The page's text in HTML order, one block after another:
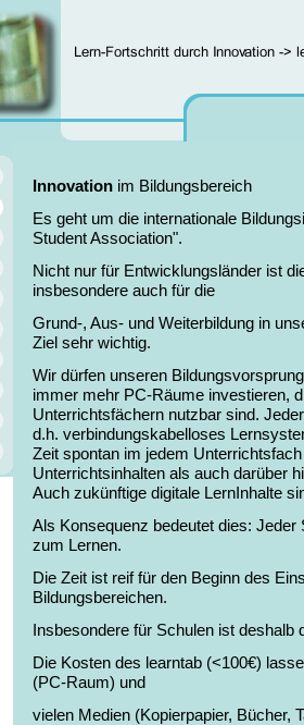
Innovation im Bildungsbereich
Es geht um die internationale
Student Association".
Nicht nur für Entwicklungsländer ist
insbesondere auch für die
Grund-, Aus- und Weiterbildung in
Ziel sehr wichtig.
Wir dürfen unseren
immer mehr PC-Räume investieren,
Unterrichtsfächern nutzbar sind.
d.h. verbindungskabelloses
Zeit spontan im jedem
Unterrichtsinhalten als auch darüber
Auch zukünftige digitale LernInhalte
Als Konsequenz bedeutet dies: Jeder
zum Lernen.
Die Zeit ist reif für den Beginn des
Bildungsbereichen.
Insbesondere für Schulen ist deshalb
Die Kosten des learntab (<100€)
(PC-Raum) und
vielen Medien (Kopierpapier, Bücher,